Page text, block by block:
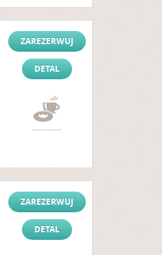
ZAREZERWUJ
DETAL
ZAREZERWUJ
DETAL